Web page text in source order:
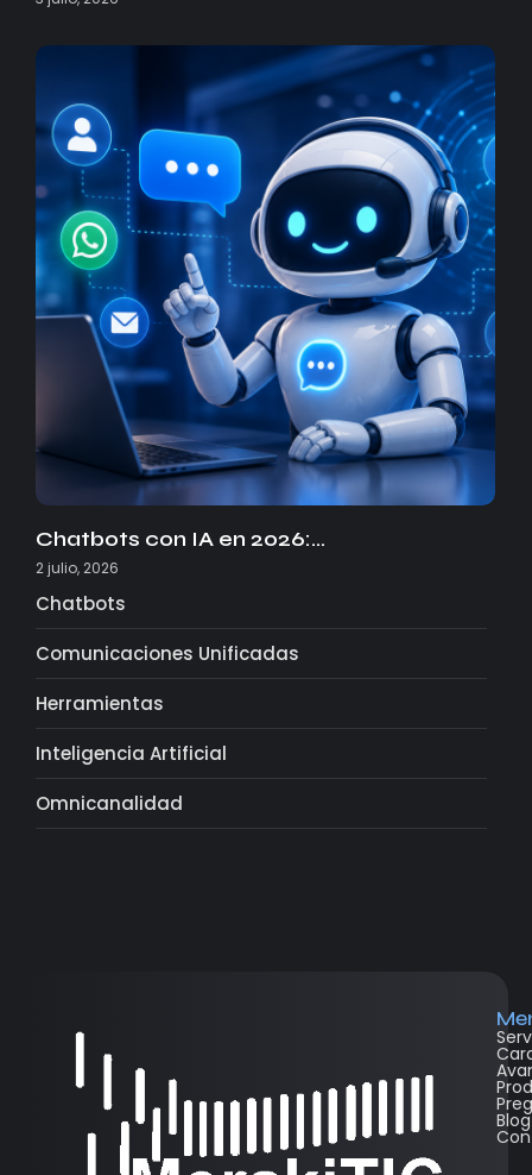
Chatbots con IA en 2026:…
2 julio, 2026
Chatbots
Comunicaciones Unificadas
Herramientas
Inteligencia Artificial
Omnicanalidad
Blog